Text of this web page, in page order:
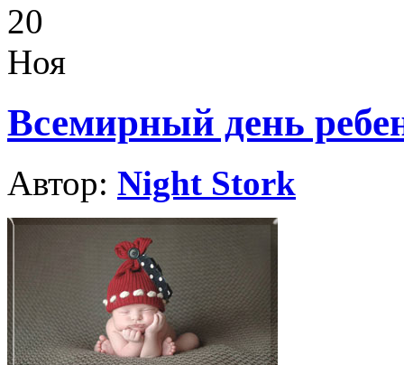
20
Ноя
Всемирный день
Автор: Night Stork